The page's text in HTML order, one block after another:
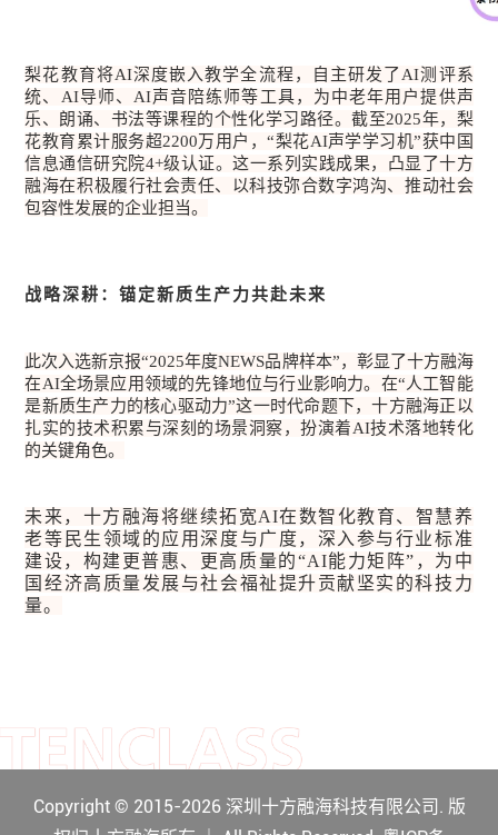
梨花教育将AI深度嵌入教学全流程，自主研发了AI测评系
统、AI导师、AI声音陪练师等工具，为中老年用户提供声
乐、朗诵、书法等课程的个性化学习路径。截至2025年，梨
花教育累计服务超2200万用户，“梨花AI声学学习机”获中国
信息通信研究院4+级认证。这一系列实践成果，凸显了十方
融海在积极履行社会责任、以科技弥合数字鸿沟、推动社会
包容性发展的企业担当。
战略深耕：锚定新质生产力共赴未来
此次入选新京报“2025年度NEWS品牌样本”，彰显了十方融海
在AI全场景应用领域的先锋地位与行业影响力。在“人工智能
是新质生产力的核心驱动力”这一时代命题下，十方融海正以
扎实的技术积累与深刻的场景洞察，扮演着AI技术落地转化
的关键角色。
未来，十方融海将继续拓宽AI在数智化教育、智慧养
老等民生领域的应用深度与广度，深入参与行业标准
建设，构建更普惠、更高质量的“AI能力矩阵”，为中
国经济高质量发展与社会福祉提升贡献坚实的科技力
量。
Copyright © 2015-2026 深圳十方融海科技有限公司. 版